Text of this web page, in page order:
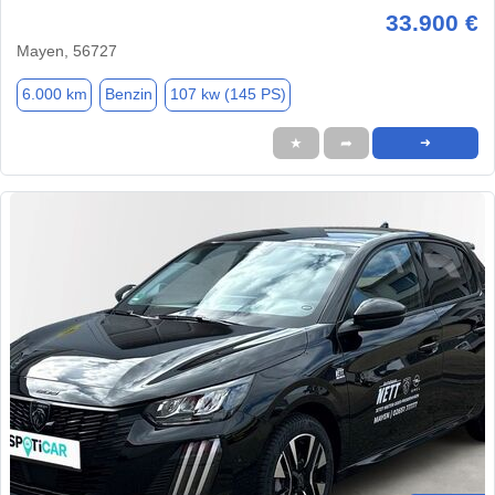
33.900 €
Mayen, 56727
6.000 km Benzin 107 kw (145 PS)
★ ➦ ➜